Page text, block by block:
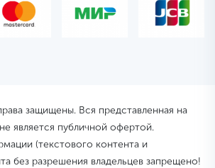
защищены. Вся представленная на
является публичной офертой.
(текстового контента и
без разрешения владельцев запрещено!